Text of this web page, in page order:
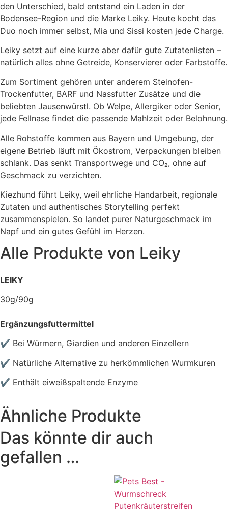
den Unterschied, bald entstand ein Laden in der
Bodensee-Region und die Marke Leiky. Heute kocht das
Duo noch immer selbst, Mia und Sissi kosten jede Charge.
Leiky setzt auf eine kurze aber dafür gute Zutatenlisten –
natürlich alles ohne Getreide, Konservierer oder Farbstoffe.
Zum Sortiment gehören unter anderem Steinofen-
Trockenfutter, BARF und Nassfutter Zusätze und die
beliebten Jausenwürstl. Ob Welpe, Allergiker oder Senior,
jede Fellnase findet die passende Mahlzeit oder Belohnung.
Alle Rohstoffe kommen aus Bayern und Umgebung, der
eigene Betrieb läuft mit Ökostrom, Verpackungen bleiben
schlank. Das senkt Transportwege und CO₂, ohne auf
Geschmack zu verzichten.
Kiezhund führt Leiky, weil ehrliche Handarbeit, regionale
Zutaten und authentisches Storytelling perfekt
zusammenspielen. So landet purer Naturgeschmack im
Napf und ein gutes Gefühl im Herzen.
Alle Produkte von Leiky
LEIKY
30g/90g
Ergänzungsfuttermittel
✔ Bei Würmern, Giardien und anderen Einzellern
✔ Natürliche Alternative zu herkömmlichen Wurmkuren
✔ Enthält eiweißspaltende Enzyme
Ähnliche Produkte
Das könnte dir auch
gefallen …